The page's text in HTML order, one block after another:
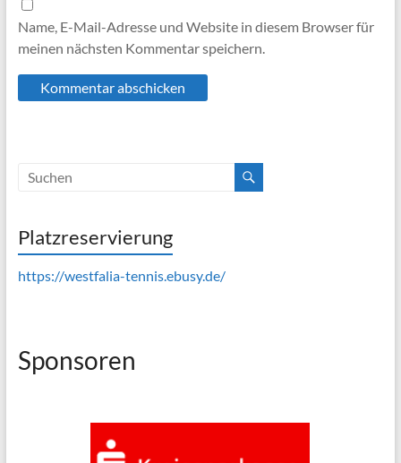
Name, E-Mail-Adresse und Website in diesem Browser für
meinen nächsten Kommentar speichern.
Platzreservierung
https://westfalia-tennis.ebusy.de/
Sponsoren